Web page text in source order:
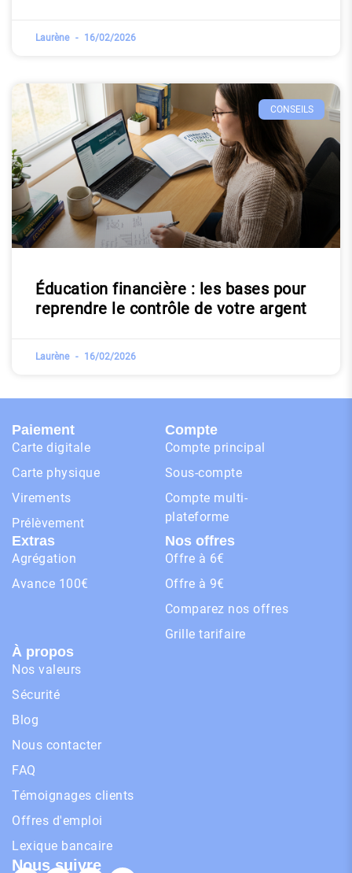
Laurène 16/02/2026
CONSEILS
Éducation financière : les bases pour
reprendre le contrôle de votre argent
Laurène 16/02/2026
Paiement
Carte digitale
Carte physique
Virements
Prélèvement
Compte
Compte principal
Sous-compte
Compte multi-
plateforme
Extras
Agrégation
Avance 100€
Nos offres
Offre à 6€
Offre à 9€
Comparez nos offres
Grille tarifaire
À propos
Nos valeurs
Sécurité
Blog
Nous contacter
FAQ
Témoignages clients
Offres d'emploi
Lexique bancaire
Nous suivre